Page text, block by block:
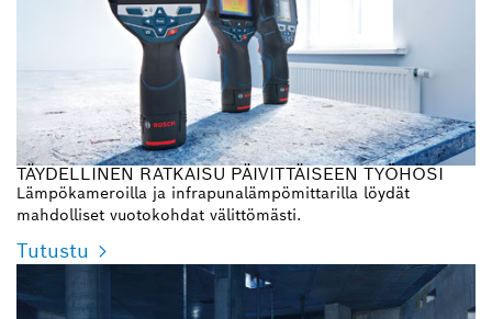
TÄYDELLINEN RATKAISU PÄIVITTÄISEEN TYÖHÖSI
Lämpökameroilla ja infrapunalämpömittarilla löydät
mahdolliset vuotokohdat välittömästi.
Tutustu